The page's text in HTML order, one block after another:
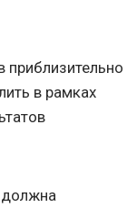
приблизительно
в рамках
должна